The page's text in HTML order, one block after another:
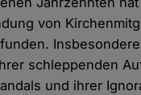
von
schleppenden
und ihrer